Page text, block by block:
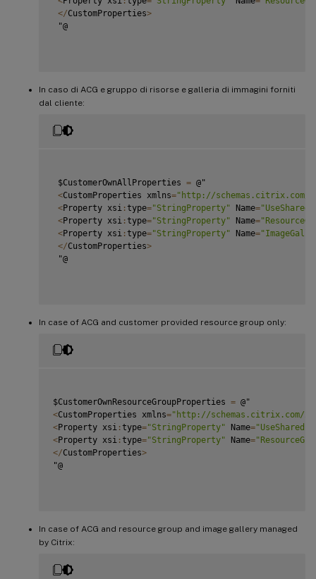
</CustomProperties>
"@
In caso di ACG e gruppo di risorse e galleria di immagini forniti
dal cliente:
$CustomerOwnAllProperties = @"
<CustomProperties xmlns="http://schemas.citrix.com/
<Property xsi :type="StringProperty" Name=
<Property xsi :type="StringProperty" Name=
<Property xsi :type="StringProperty" Name=
</CustomProperties>
"@
In case of ACG and customer provided resource group only:
$CustomerOwnResourceGroupProperties =
<CustomProperties xmlns="http://schemas.citrix.com/
<Property xsi :type="StringProperty" Name=
<Property xsi :type="StringProperty" Name=
</CustomProperties>
"@
In case of ACG and resource group and image gallery managed
by Citrix: